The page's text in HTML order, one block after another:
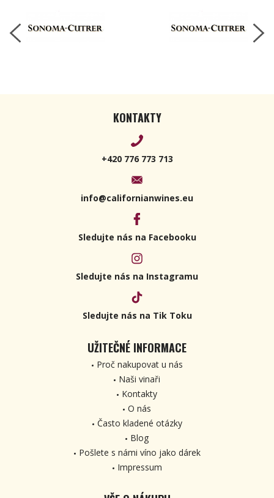
KONTAKTY
+420 776 773 713
info@californianwines.eu
Sledujte nás na Facebooku
Sledujte nás na Instagramu
Sledujte nás na Tik Toku
UŽITEČNÉ INFORMACE
Proč nakupovat u nás
Naši vinaři
Kontakty
O nás
Často kladené otázky
Blog
Pošlete s námi víno jako dárek
Impressum